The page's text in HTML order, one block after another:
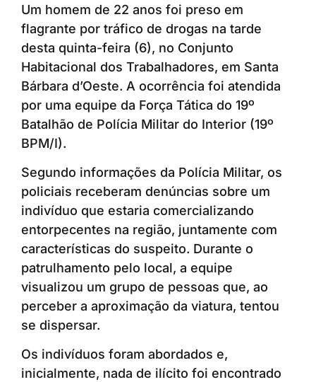
Um homem de 22 anos foi preso em
flagrante por tráfico de drogas na tarde
desta quinta-feira (6), no Conjunto
Habitacional dos Trabalhadores, em Santa
Bárbara d’Oeste. A ocorrência foi atendida
por uma equipe da Força Tática do 19º
Batalhão de Polícia Militar do Interior (19º
BPM/I).
Segundo informações da Polícia Militar, os
policiais receberam denúncias sobre um
indivíduo que estaria comercializando
entorpecentes na região, juntamente com
características do suspeito. Durante o
patrulhamento pelo local, a equipe
visualizou um grupo de pessoas que, ao
perceber a aproximação da viatura, tentou
se dispersar.
Os indivíduos foram abordados e,
inicialmente, nada de ilícito foi encontrado